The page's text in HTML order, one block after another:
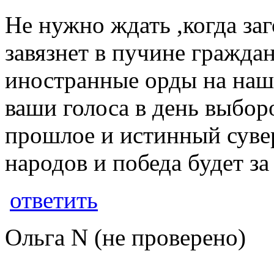
Не нужно ждать ,когда
завязнет в пучине
иностранные орды на
ваши голоса в день
прошлое и истинный
народов и победа будет
ответить
Ольга N (не проверено)